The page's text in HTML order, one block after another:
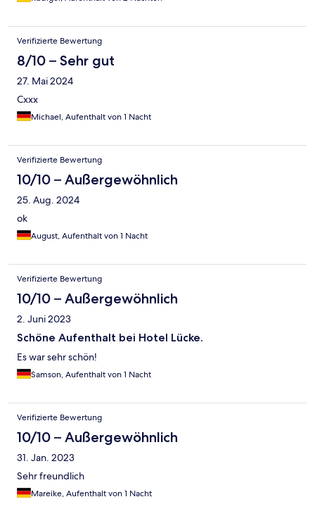
Verifizierte Bewertung
8/10 – Sehr gut
27. Mai 2024
Cxxx
Michael, Aufenthalt von 1 Nacht
Verifizierte Bewertung
10/10 – Außergewöhnlich
25. Aug. 2024
ok
August, Aufenthalt von 1 Nacht
Verifizierte Bewertung
10/10 – Außergewöhnlich
2. Juni 2023
Schöne Aufenthalt bei Hotel Lücke.
Es war sehr schön!
Samson, Aufenthalt von 1 Nacht
Verifizierte Bewertung
10/10 – Außergewöhnlich
31. Jan. 2023
Sehr freundlich
Mareike, Aufenthalt von 1 Nacht